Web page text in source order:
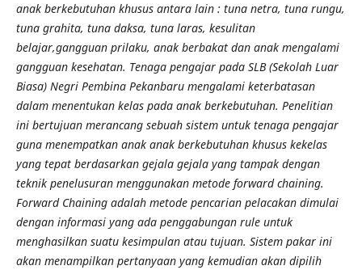
anak berkebutuhan khusus antara lain : tuna netra, tuna rungu,
tuna grahita, tuna daksa, tuna laras, kesulitan
belajar,gangguan prilaku, anak berbakat dan anak mengalami
gangguan kesehatan. Tenaga pengajar pada SLB (Sekolah Luar
Biasa) Negri Pembina Pekanbaru mengalami keterbatasan
dalam menentukan kelas pada anak berkebutuhan. Penelitian
ini bertujuan merancang sebuah sistem untuk tenaga pengajar
guna menempatkan anak anak berkebutuhan khusus kekelas
yang tepat berdasarkan gejala gejala yang tampak dengan
teknik penelusuran menggunakan metode forward chaining.
Forward Chaining adalah metode pencarian pelacakan dimulai
dengan informasi yang ada penggabungan rule untuk
menghasilkan suatu kesimpulan atau tujuan. Sistem pakar ini
akan menampilkan pertanyaan yang kemudian akan dipilih